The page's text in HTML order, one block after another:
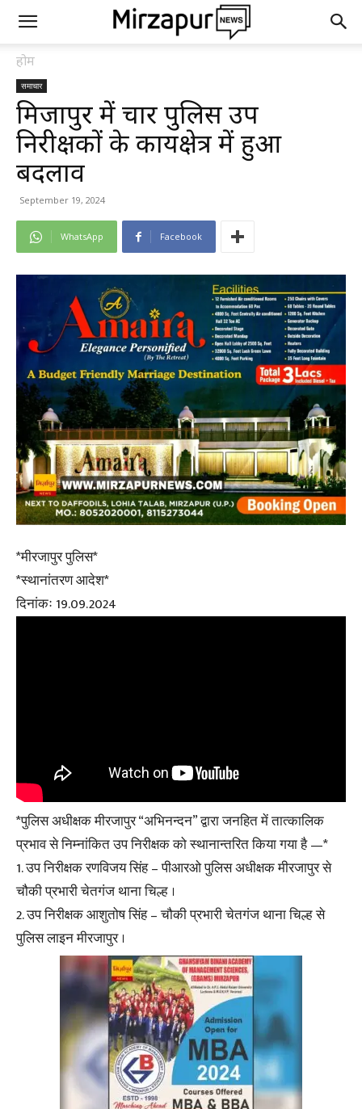
होम
समाचार
मिर्जापुर में चार पुलिस उप
निरीक्षकों के कार्यक्षेत्र में हुआ
बदलाव
September 19, 2024
WhatsApp Facebook
*मीरजापुर पुलिस*
*स्थानांतरण आदेश*
दिनांकः 19.09.2024
*पुलिस अधीक्षक मीरजापुर “अभिनन्दन” द्वारा जनहित में तात्कालिक
प्रभाव से निम्नांकित उप निरीक्षक को स्थानान्तरित किया गया है —*
1. उप निरीक्षक रणविजय सिंह – पीआरओ पुलिस अधीक्षक मीरजापुर से
चौकी प्रभारी चेतगंज थाना चिल्ह ।
2. उप निरीक्षक आशुतोष सिंह – चौकी प्रभारी चेतगंज थाना चिल्ह से
पुलिस लाइन मीरजापुर ।